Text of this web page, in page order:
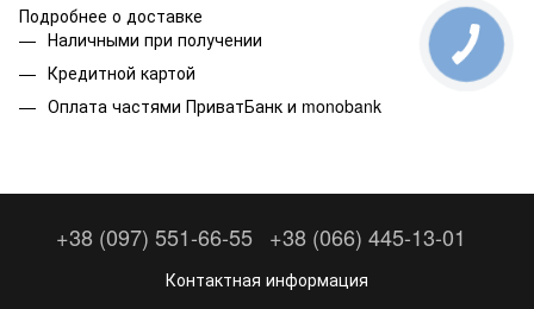
Подробнее о доставке
Наличными при получении
Кредитной картой
Оплата частями ПриватБанк и monobank
+38 (097) 551-66-55 +38 (066) 445-13-01
Контактная информация